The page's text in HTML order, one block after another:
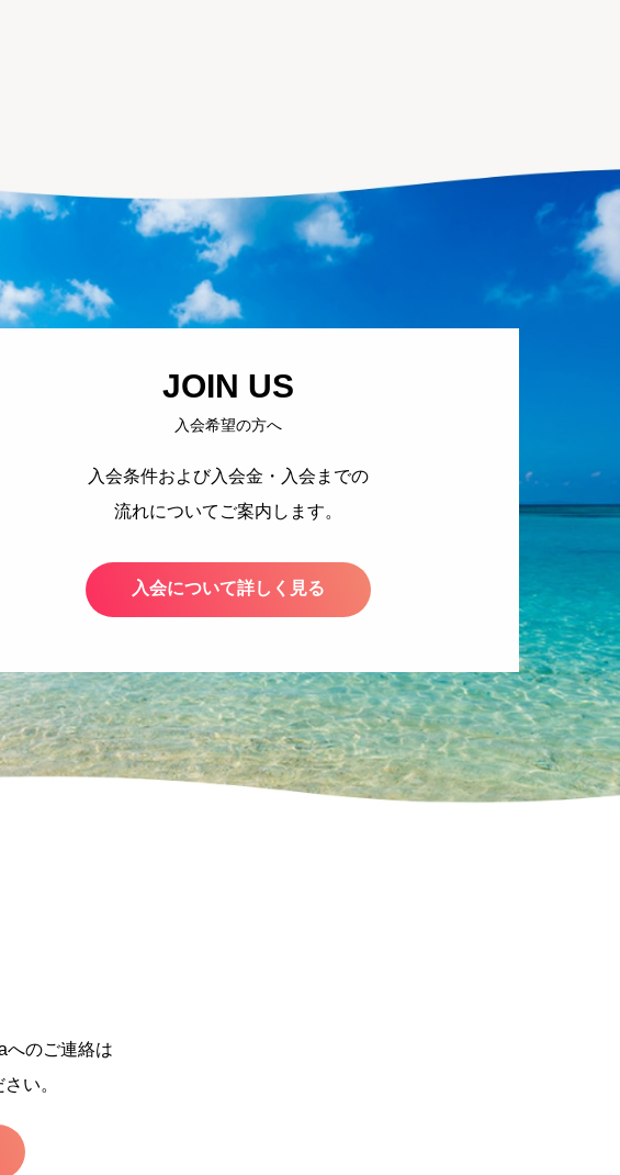
JOIN US
入会希望の方へ
入会条件および入会金・入会までの
流れについてご案内します。
入会について詳しく見る
へのご連絡は
い。